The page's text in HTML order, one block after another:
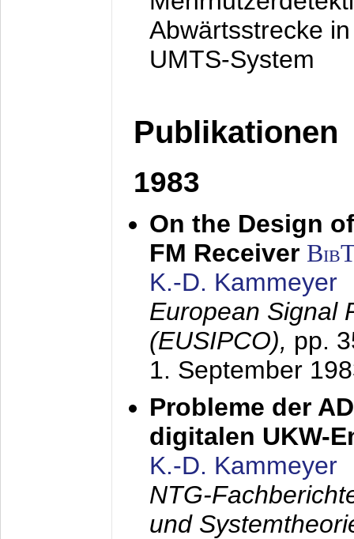
Abwärtsstrecke
UMTS-System
Publikationen
1983
On the Design
FM Receiver
K.-D. Kammeyer
European Signal
(EUSIPCO), pp.
1. September
Probleme der
digitalen UKW-
K.-D. Kammeyer
NTG-
und